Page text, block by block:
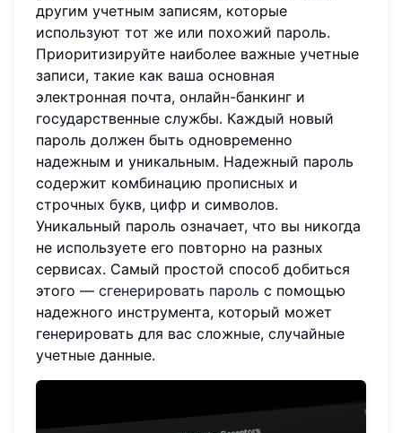
другим учетным записям, которые
используют тот же или похожий пароль.
Приоритизируйте наиболее важные учетные
записи, такие как ваша основная
электронная почта, онлайн-банкинг и
государственные службы. Каждый новый
пароль должен быть одновременно
надежным и уникальным. Надежный пароль
содержит комбинацию прописных и
строчных букв, цифр и символов.
Уникальный пароль означает, что вы никогда
не используете его повторно на разных
сервисах. Самый простой способ добиться
этого — сгенерировать пароль с помощью
надежного инструмента, который может
генерировать для вас сложные, случайные
учетные данные.